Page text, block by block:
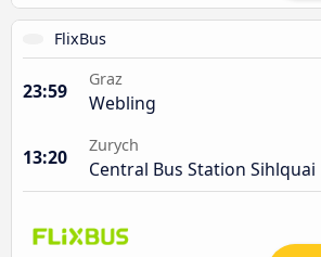
FlixBus
23:59
Graz
Webling
13:20
Zurych
Central Bus Station Sihlquai